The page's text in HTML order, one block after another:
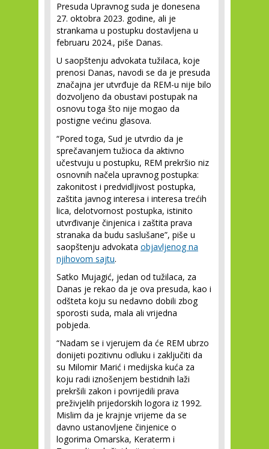
Presuda Upravnog suda je donesena
27. oktobra 2023. godine, ali je
strankama u postupku dostavljena u
februaru 2024., piše Danas.
U saopštenju advokata tužilaca, koje
prenosi Danas, navodi se da je presuda
značajna jer utvrđuje da REM-u nije bilo
dozvoljeno da obustavi postupak na
osnovu toga što nije mogao da
postigne većinu glasova.
“Pored toga, Sud je utvrdio da je
sprečavanjem tužioca da aktivno
učestvuju u postupku, REM prekršio niz
osnovnih načela upravnog postupka:
zakonitost i predvidljivost postupka,
zaštita javnog interesa i interesa trećih
lica, delotvornost postupka, istinito
utvrđivanje činjenica i zaštita prava
stranaka da budu saslušane”, piše u
saopštenju advokata objavljenog na
njihovom sajtu.
Satko Mujagić, jedan od tužilaca, za
Danas je rekao da je ova presuda, kao i
odšteta koju su nedavno dobili zbog
sporosti suda, mala ali vrijedna
pobjeda.
“Nadam se i vjerujem da će REM ubrzo
donijeti pozitivnu odluku i zaključiti da
su Milomir Marić i medijska kuća za
koju radi iznošenjem bestidnih laži
prekršili zakon i povrijedili prava
preživjelih prijedorskih logora iz 1992.
Mislim da je krajnje vrijeme da se
davno ustanovljene činjenice o
logorima Omarska, Keraterm i